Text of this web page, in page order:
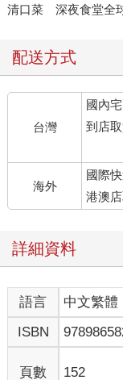
清口菜 深夜食堂全
配送方式
台灣
國內
到店取
海外
國際
港澳店
詳細資料
語言 中文繁體
ISBN
頁數 152